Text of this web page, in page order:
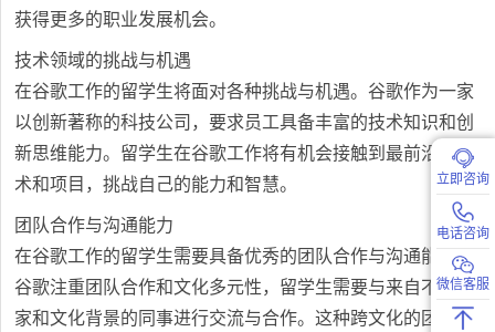
获得更多的职业发展机会。
技术领域的挑战与机遇
在谷歌工作的留学生将面对各种挑战与机遇。谷歌作为一家
以创新著称的科技公司，要求员工具备丰富的技术知识和创
新思维能力。留学生在谷歌工作将有机会接触到最前沿的技
术和项目，挑战自己的能力和智慧。
团队合作与沟通能力
在谷歌工作的留学生需要具备优秀的团队合作与沟通能力。
谷歌注重团队合作和文化多元性，留学生需要与来自不同国
家和文化背景的同事进行交流与合作。这种跨文化的团队合
立即咨询
电话咨询
微信客服